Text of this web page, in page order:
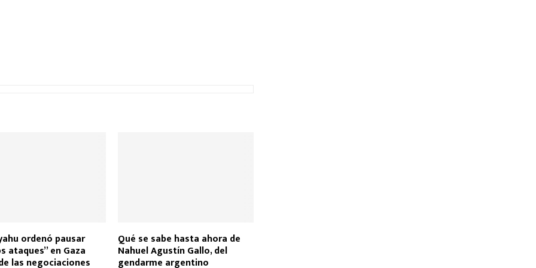
ordenó pausar
ataques” en Gaza
las negociaciones
Qué se sabe hasta ahora de
Nahuel Agustín Gallo, del
gendarme argentino